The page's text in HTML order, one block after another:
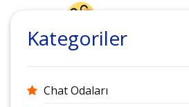
Kategoriler
Chat Odaları